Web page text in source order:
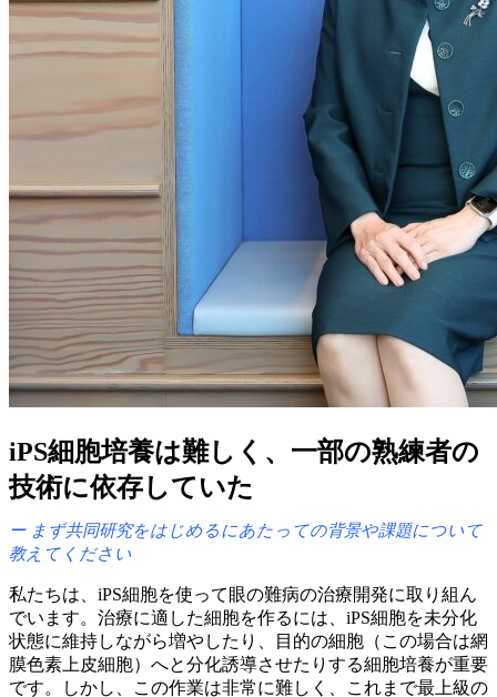
iPS細胞培養は難しく、 一部の熟練者の
技術に依存していた
まず共同研究をはじめるにあたっての背景や課題について
教えてください
私たちは、 iPS細胞を使って 眼の難病の治療開発に取り 組ん
でいます。 治療に適した細胞を作るには、 iPS細胞を未分化
状態に維持しながら増やしたり、 目的の細胞 （この場合は網
膜色素上皮細胞） へと分化誘導させたりする細胞培養が重要
です。
しかし、 この作業は非常に難しく、 これまで最上級の